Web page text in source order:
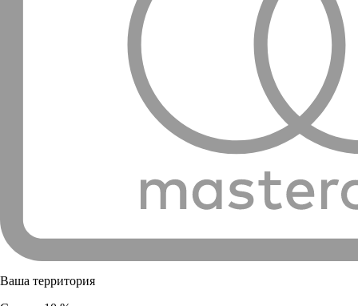
Ваша территория